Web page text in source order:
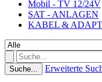
Mobil - TV 12/24V
SAT - ANLAGEN
KABEL &
Suche... Erweiterte